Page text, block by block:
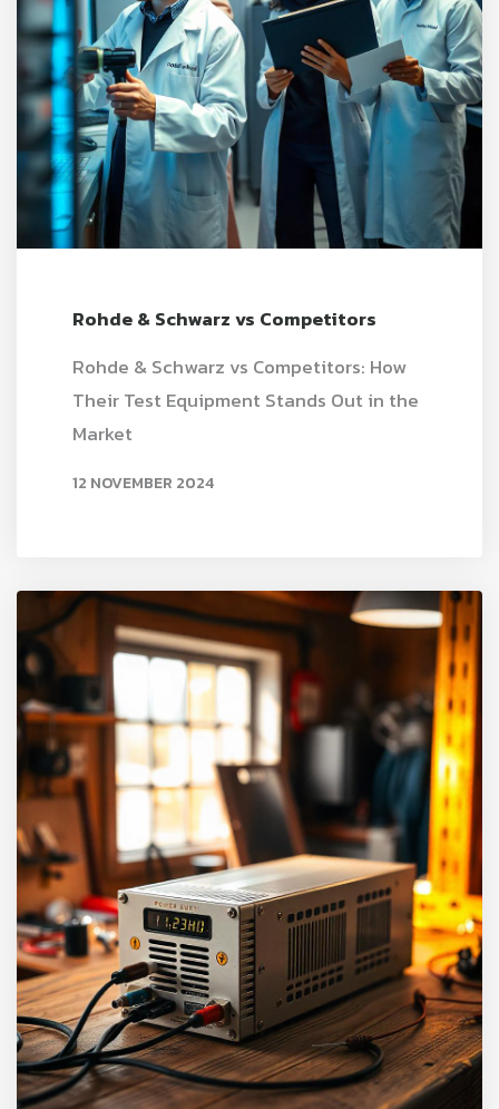
Rohde & Schwarz vs Competitors
Rohde & Schwarz vs Competitors: How
Their Test Equipment Stands Out in the
Market
12 NOVEMBER 2024